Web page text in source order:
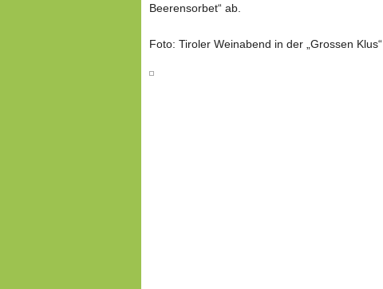
Beerensorbet“ ab.
Foto: Tiroler Weinabend in der „Grossen Klus“